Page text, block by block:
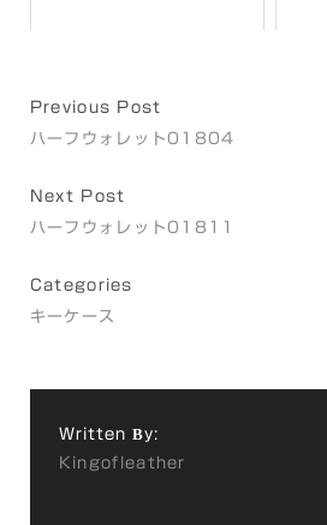
Previous Post
ハーフウォレット01804
Next Post
ハーフウォレット01811
Categories
キーケース
Written By:
Kingofleather